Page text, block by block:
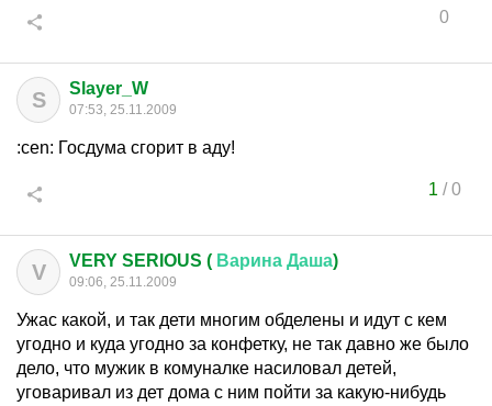
0
S Slayer_W
07:53, 25.11.2009
:cen: Госдума сгорит в аду!
1 /0
V VERY SERIOUS ( Варина Даша)
09:06, 25.11.2009
Ужас какой, и так дети многим обделены и идут с кем
угодно и куда угодно за конфетку, не так давно же было
дело, что мужик в комуналке насиловал детей,
уговаривал из дет дома с ним пойти за какую-нибудь